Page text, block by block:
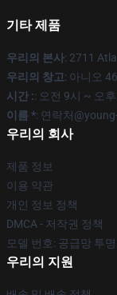
기타 제품
우리의 본사: 2711
우리의 창고: 아니오
시간 :: 오전 9시 ~ 오
이름 *: 연락처
우리의 회사
제품 정보
이용 약관
개인 정보 정책
DMCA - 저작권 정책
모델 번호: 공급망 투
우리의 지원